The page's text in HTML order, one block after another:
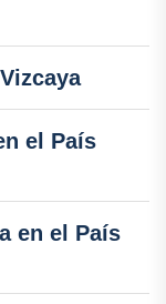
el País
en el País